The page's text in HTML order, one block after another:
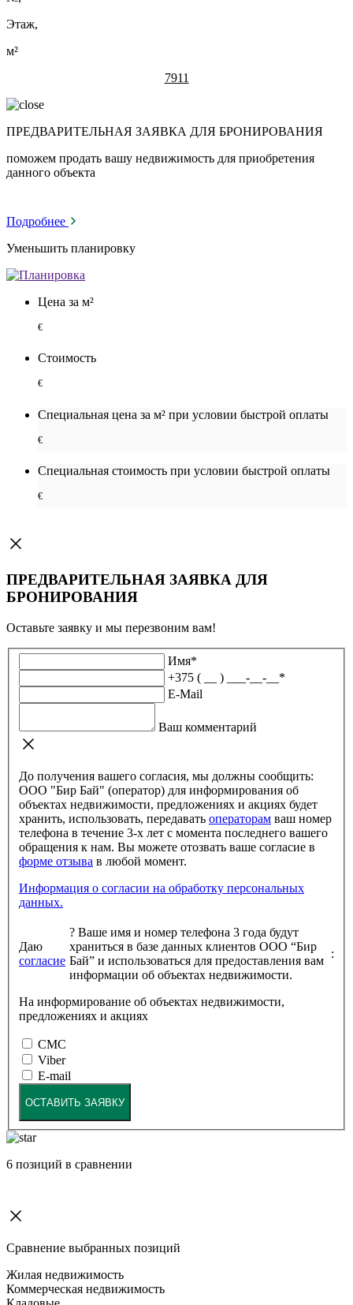
Этаж,
м²
7911
ПРЕДВАРИТЕЛЬНАЯ ЗАЯВКА ДЛЯ БРОНИРОВАНИЯ
поможем продать вашу недвижимость для приобретения
данного объекта
Подробнее
Уменьшить планировку
Цена за м²
€
Стоимость
€
Специальная цена за м² при условии быстрой оплаты
€
Специальная cтоимость при условии быстрой оплаты
€
ПРЕДВАРИТЕЛЬНАЯ ЗАЯВКА ДЛЯ
БРОНИРОВАНИЯ
Оставьте заявку и мы перезвоним вам!
Имя*
+375 ( __ ) ___-__-__ *
E-Mail
Ваш комментарий
До получения вашего согласия, мы должны сообщить:
ООО "Бир Бай" (оператор) для информирования об
объектах недвижимости, предложениях и акциях будет
хранить, использовать, передавать операторам
телефона в течение 3-х лет с момента последнего вашего
обращения к нам. Вы можете отозвать ваше согласие в
форме отзыва
в любой момент.
Информация о согласии на обработку персональных
данных.
Даю
согласие
? Ваше имя и номер телефона 3 года будут
храниться в базе данных клиентов ООО “Бир
Бай” и использоваться для предоставления вам
информации об объектах недвижимости.
:
На информирование об объектах недвижимости,
предложениях и акциях
СМС
Viber
E-mail
ОСТАВИТЬ ЗАЯВКУ
6 позиций в сравнении
Сравнение выбранных позиций
Жилая недвижимость
Коммерческая недвижимость